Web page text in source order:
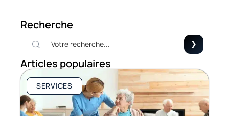
Recherche
Articles populaires
SERVICES